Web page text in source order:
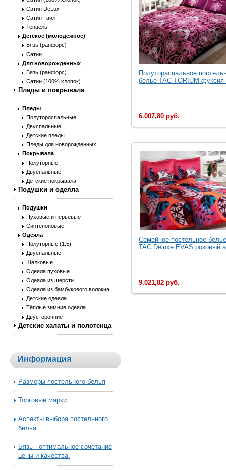
Сатин DeLux
Сатин-твил
Тенцель
Детское (молодежное)
Бязь (ранфорс)
Сатин
Для новорожденных
Бязь (ранфорс)
Сатин (100% хлопок)
Пледы и покрывала
Пледы
Полутороспальные
Двуспальные
Детские пледы
Пледы для новорожденных
Покрывала
Полуторные
Двуспальные
Детские покрывала
Подушки и одеяла
Подушки
Пуховые и перьевые
Синтепоновые
Одеяла
Полуторные (1.5)
Двуспальные
Шелковые
Одеяла пуховые
Одеяла из шерсти
Одеяла из бамбукового волокна
Детские одеяла
Тёплые зимние одеяла
Двусторонние
Детские халаты и полотенца
Информация
Размеры постельного белья
Торговые марки.
Аспекты выбора постельного
белья.
Бязь - оптимальное сочетание
цены и качества.
Полутораспальное
белье TAC TORIUM фуксия
6.007,80 руб.
Семейное постельное белье
TAC Deluxe EVAS розовый
9.021,82 руб.